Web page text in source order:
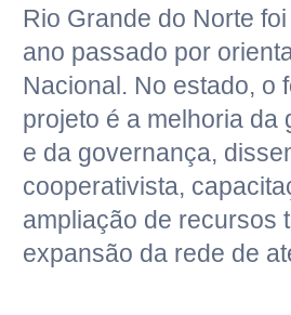
Rio Grande do Norte
ano passado por
Nacional. No estado, o
projeto é a melhoria da
e da governança,
cooperativista,
ampliação de recursos
expansão da rede de